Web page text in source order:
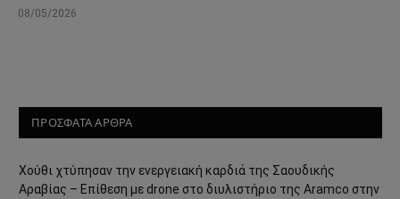
08/05/2026
ΠΡΟΣΦΑΤΑ ΑΡΘΡΑ
Χούθι χτύπησαν την ενεργειακή καρδιά της Σαουδικής
Αραβίας – Επίθεση με drone στο διυλιστήριο της Aramco στην